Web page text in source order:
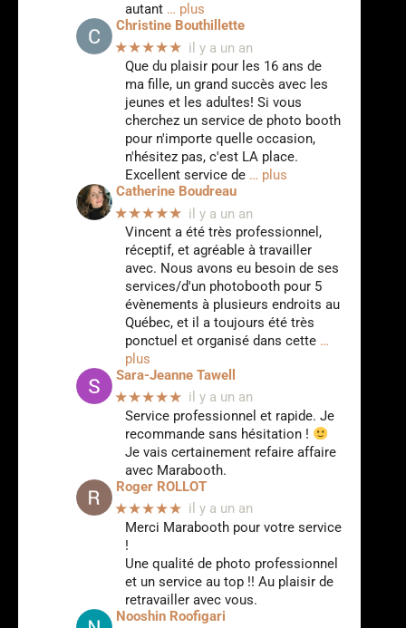
autant … plus
Christine Bouthillette
★★★★★ il y a un an
Que du plaisir pour les 16 ans de
ma fille, un grand succès avec les
jeunes et les adultes! Si vous
cherchez un service de photo booth
pour n'importe quelle occasion,
n'hésitez pas, c'est LA place.
Excellent service de … plus
Catherine Boudreau
★★★★★ il y a un an
Vincent a été très professionnel,
réceptif, et agréable à travailler
avec. Nous avons eu besoin de ses
services/d'un photobooth pour 5
évènements à plusieurs endroits au
Québec, et il a toujours été très
ponctuel et organisé dans cette …
plus
Sara-Jeanne Tawell
★★★★★ il y a un an
Service professionnel et rapide. Je
recommande sans hésitation !
Je vais certainement refaire affaire
avec Marabooth.
Roger ROLLOT
★★★★★ il y a un an
Merci Marabooth pour votre service
!
Une qualité de photo professionnel
et un service au top !! Au plaisir de
retravailler avec vous.
Nooshin Roofigari